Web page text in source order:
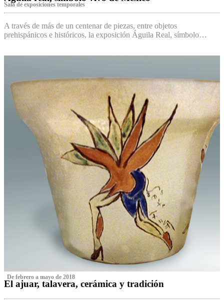
Sala de exposiciones temporales
A través de más de un centenar de piezas, entre objetos
prehispánicos e históricos, la exposición Águila Real, símbolo…
‌ De febrero a mayo de 2018
El ajuar, talavera, cerámica y tradición